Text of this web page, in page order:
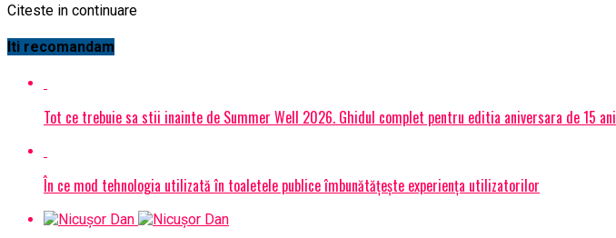
Citeste in continuare
Iti recomandam
Tot ce trebuie sa stii inainte de Summer Well 2026. Ghidul complet pentru editia aniversara de 15 ani
În ce mod tehnologia utilizată în toaletele publice îmbunătățește experiența utilizatorilor